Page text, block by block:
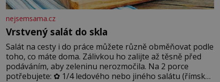
nejsemsama.cz
Vrstvený salát do skla
Salát na cesty i do práce můžete různě obměňovat podle
toho, co máte doma. Zálivkou ho zalijte až těsně před
podáváním, aby zeleninu nerozmočila. Na 2 porce
potřebujete: ✿ 1/4 ledového nebo jiného salátu (římský